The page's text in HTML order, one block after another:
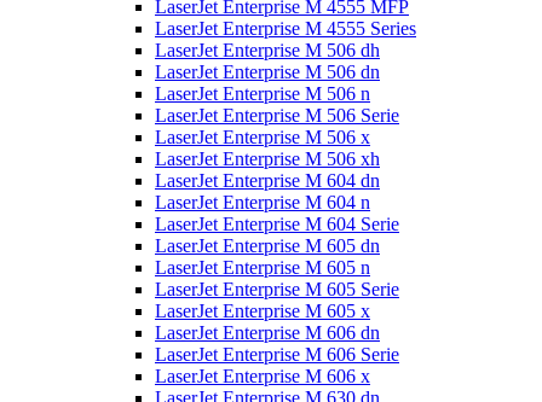
LaserJet Enterprise M 4555 MFP
LaserJet Enterprise M 4555 Series
LaserJet Enterprise M 506 dh
LaserJet Enterprise M 506 dn
LaserJet Enterprise M 506 n
LaserJet Enterprise M 506 Serie
LaserJet Enterprise M 506 x
LaserJet Enterprise M 506 xh
LaserJet Enterprise M 604 dn
LaserJet Enterprise M 604 n
LaserJet Enterprise M 604 Serie
LaserJet Enterprise M 605 dn
LaserJet Enterprise M 605 n
LaserJet Enterprise M 605 Serie
LaserJet Enterprise M 605 x
LaserJet Enterprise M 606 dn
LaserJet Enterprise M 606 Serie
LaserJet Enterprise M 606 x
LaserJet Enterprise M 630 dn